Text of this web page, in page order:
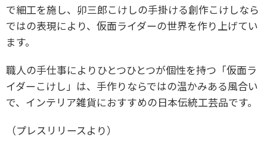
で細工を施し、卯三郎こけしの手掛ける創作こけしなら
ではの表現により、仮面ライダーの世界を作り上げてい
ます。
職人の手仕事によりひとつひとつが個性を持つ「仮面ラ
イダーこけし」は、手作りならではの温かみある風合い
で、インテリア雑貨におすすめの日本伝統工芸品です。
（プレスリリースより）